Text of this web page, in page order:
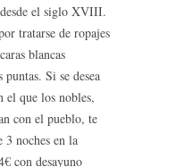
el siglo XVIII.
tratarse de ropajes
blancas
Si se desea
el que los nobles,
con el pueblo, te
3 noches en la
con desayuno